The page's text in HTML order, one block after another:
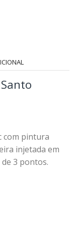
com pintura
injetada em
3 pontos.